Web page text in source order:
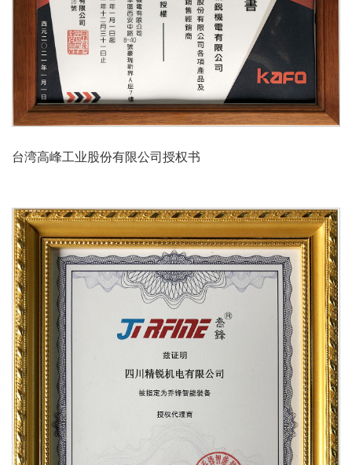
台湾高峰工业股份有限公司授权书